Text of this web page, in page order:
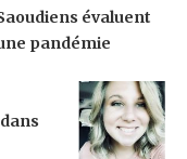
évaluent
pandémie